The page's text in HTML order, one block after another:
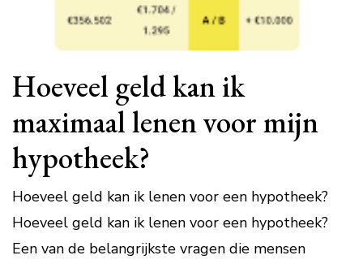
Hoeveel geld kan ik
maximaal lenen voor mijn
hypotheek?
Hoeveel geld kan ik lenen voor een hypotheek?
Hoeveel geld kan ik lenen voor een hypotheek?
Een van de belangrijkste vragen die mensen